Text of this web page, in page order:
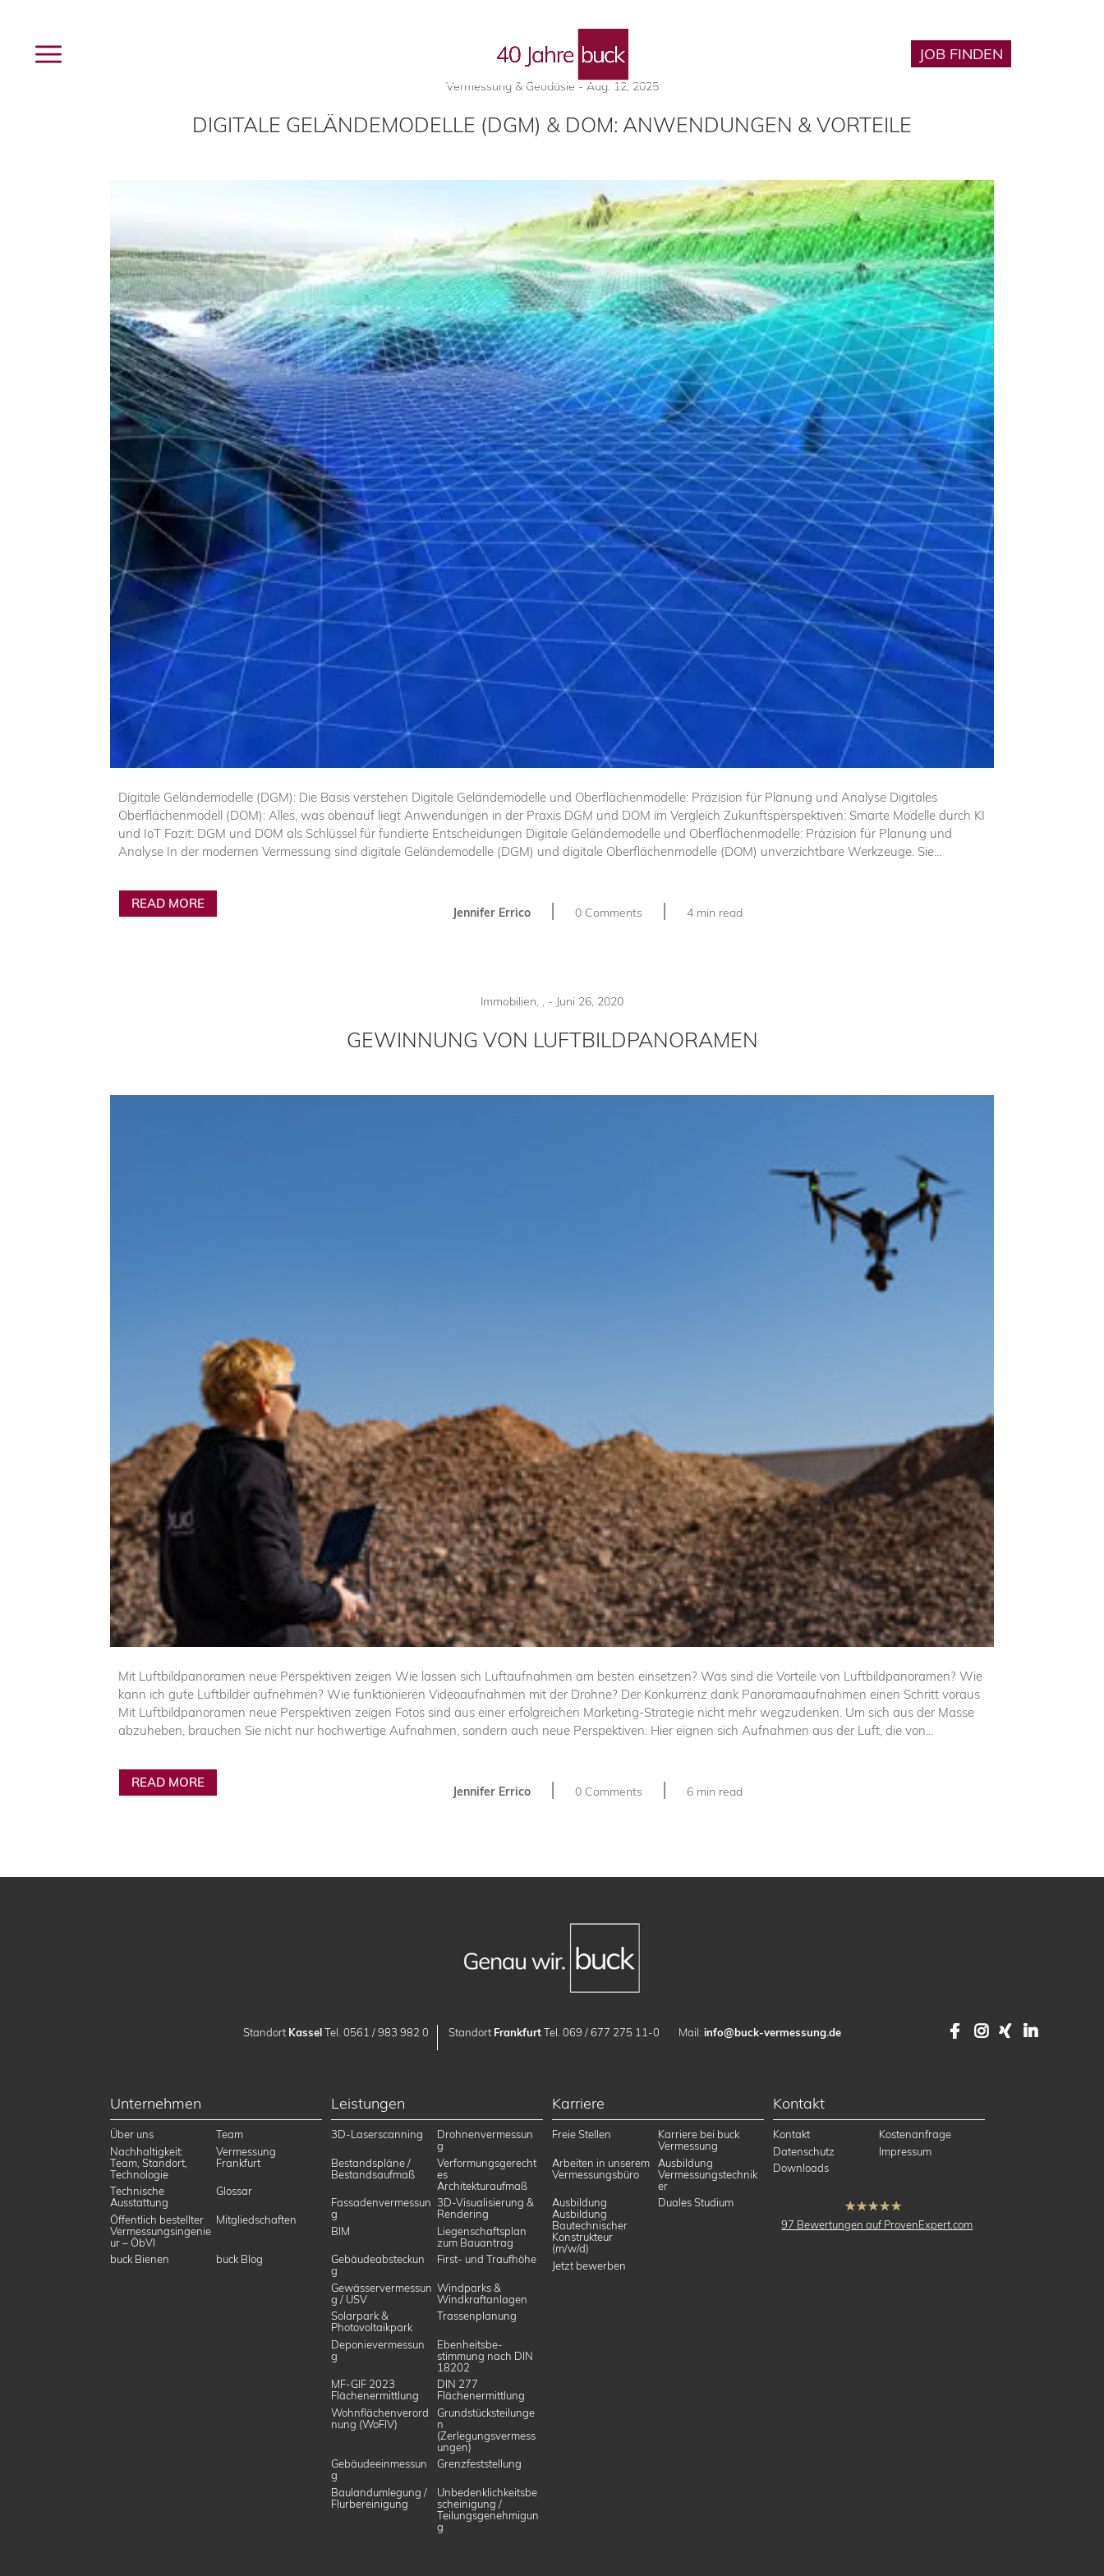
JOB FINDEN
Vermessung & Geodäsie - Aug. 12, 2025
DIGITALE GELÄNDEMODELLE (DGM) & DOM: ANWENDUNGEN & VORTEILE
Digitale Geländemodelle (DGM): Die Basis verstehen Digitale Geländemodelle und Oberflächenmodelle: Präzision für Planung und Analyse Digitales
Oberflächenmodell (DOM): Alles, was obenauf liegt Anwendungen in der Praxis DGM und DOM im Vergleich Zukunftsperspektiven: Smarte Modelle durch KI
und IoT Fazit: DGM und DOM als Schlüssel für fundierte Entscheidungen Digitale Geländemodelle und Oberflächenmodelle: Präzision für Planung und
Analyse In der modernen Vermessung sind digitale Geländemodelle (DGM) und digitale Oberflächenmodelle (DOM) unverzichtbare Werkzeuge. Sie...
READ MORE
Jennifer Errico | 0 Comments | 4 min read
Immobilien, , - Juni 26, 2020
GEWINNUNG VON LUFTBILDPANORAMEN
Mit Luftbildpanoramen neue Perspektiven zeigen Wie lassen sich Luftaufnahmen am besten einsetzen? Was sind die Vorteile von Luftbildpanoramen? Wie
kann ich gute Luftbilder aufnehmen? Wie funktionieren Videoaufnahmen mit der Drohne? Der Konkurrenz dank Panoramaaufnahmen einen Schritt voraus
Mit Luftbildpanoramen neue Perspektiven zeigen Fotos sind aus einer erfolgreichen Marketing-Strategie nicht mehr wegzudenken. Um sich aus der Masse
abzuheben, brauchen Sie nicht nur hochwertige Aufnahmen, sondern auch neue Perspektiven. Hier eignen sich Aufnahmen aus der Luft, die von...
READ MORE
Jennifer Errico | 0 Comments | 6 min read
Standort KasselTel. 0561 / 983 982 0 Standort FrankfurtTel. 069 / 677 275 11-0 Mail: info@buck-vermessung.de Facebook
Instagram
XING
Unternehmen
Über uns
Team
Nachhaltigkeit:
Team, Standort,
Technologie
Vermessung
Frankfurt
Technische
Ausstattung
Glossar
Öffentlich bestellter
Vermessungsingenie
ur – ÖbVI
Mitgliedschaften
buck Bienen buck Blog
Leistungen
3D-Laserscanning
Drohnenvermessun
g
Bestandspläne /
Bestandsaufmaß
Verformungsgerecht
es
Architekturaufmaß
Fassadenvermessun
g
3D-Visualisierung &
Rendering
BIM
Liegenschaftsplan
zum Bauantrag
Gebäudeabsteckun
g
First- und Traufhöhe
Gewässervermessun
g / USV
Windparks &
Windkraftanlagen
Solarpark &
Photovoltaikpark
Trassenplanung
Deponievermessun
g
Ebenheitsbe­
stimmung nach DIN
18202
MF-GIF 2023
Flächenermittlung
DIN 277
Flächenermittlung
Wohnflächenverord
nung (WoFlV)
Grundstücksteilunge
n
(Zerlegungsvermess
ungen)
Gebäudeeinmessun
g
Grenzfeststellung
Baulandumlegung /
Flurbereinigung
Unbedenklichkeitsbe
scheinigung /
Teilungsgenehmigun
g
Karriere
Freie Stellen
Karriere bei buck
Vermessung
Arbeiten in unserem
Vermessungsbüro
Ausbildung
Vermessungstechnik
er
Ausbildung
Ausbildung
Bautechnischer
Konstrukteur
(m/w/d)
Duales Studium
Jetzt bewerben
Kontakt
Kontakt
Kostenanfrage
Datenschutz
Impressum
Downloads
hat4.91
von5
97 Bewertungen auf ProvenExpert.com